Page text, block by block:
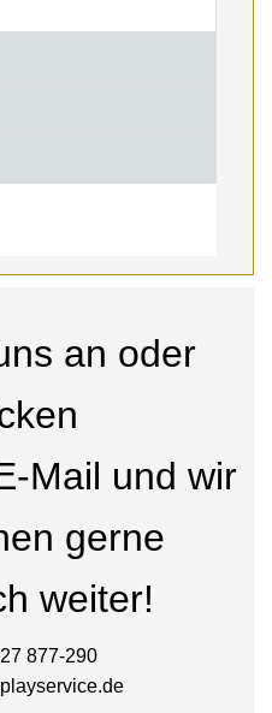
an oder
Mail und wir
gerne
weiter!
877-290